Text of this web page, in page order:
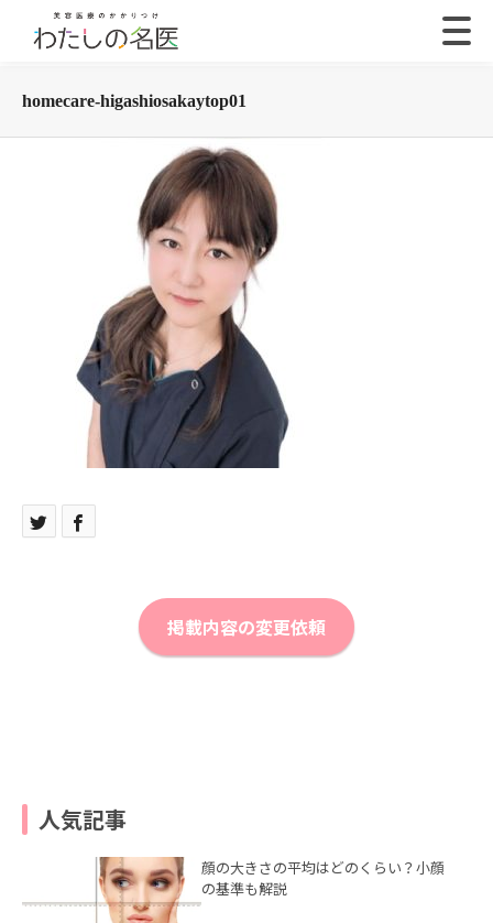
homecare-higashiosakaytop01
掲載内容の変更依頼
人気記事
顔の大きさの平均はどのくらい？小顔
の基準も解説